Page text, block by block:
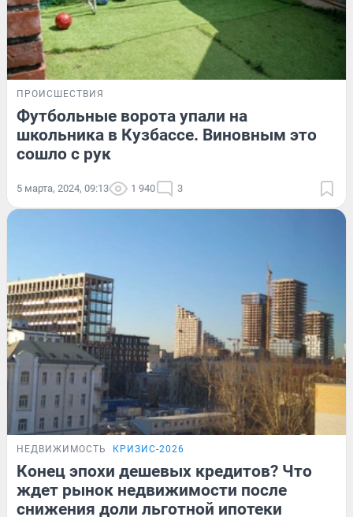
ПРОИСШЕСТВИЯ
Футбольные ворота упали на
школьника в Кузбассе. Виновным это
сошло с рук
5 марта, 2024, 09:13 1 940 3
НЕДВИЖИМОСТЬ КРИЗИС-2026
Конец эпохи дешевых кредитов? Что
ждет рынок недвижимости после
снижения доли льготной ипотеки